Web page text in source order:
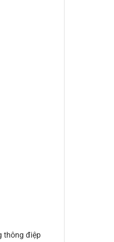
thông điệp